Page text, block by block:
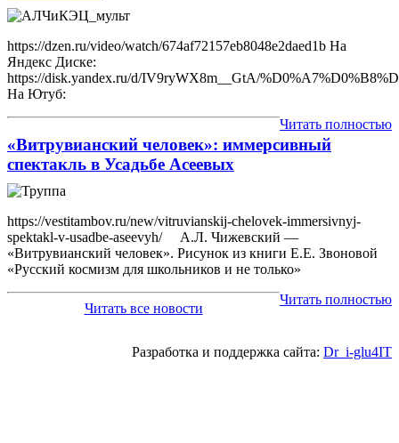
https://dzen.ru/video/watch/674af72157eb8048e2daed1b На
Яндекс Диске:
https://disk.yandex.ru/d/IV9ryWX8m__GtA/
На Ютуб:
Читать полностью
«Витрувианский человек»: иммерсивный
спектакль в Усадьбе Асеевых
https://vestitambov.ru/new/vitruvianskij-chelovek-immersivnyj-
spektakl-v-usadbe-aseevyh/ А.Л. Чижевский —
«Витрувианский человек». Рисунок из книги Е.Е. Звоновой
«Русский космизм для школьников и не только»
Читать полностью
Читать все новости
Разработка и поддержка сайта: Dr_i-glu4IT